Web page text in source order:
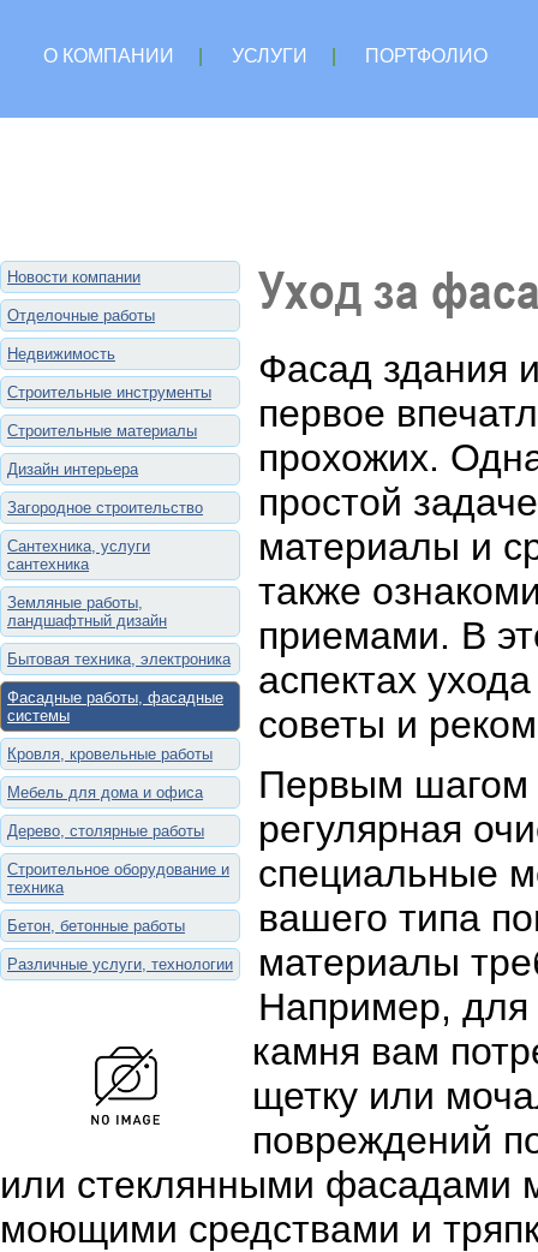
О КОМПАНИИ УСЛУГИ
ПОРТФОЛИО
Новости компании
Отделочные работы
Недвижимость
Строительные инструменты
Строительные материалы
Дизайн интерьера
Загородное строительство
Сантехника, услуги
сантехника
Земляные работы,
ландшафтный дизайн
Бытовая техника, электроника
Фасадные работы, фасадные
системы
Кровля, кровельные работы
Мебель для дома и офиса
Дерево, столярные работы
Строительное оборудование и
техника
Бетон, бетонные работы
Различные услуги, технологии
Уход за
Фасад здания
первое
прохожих.
простой
материалы и
также
приемами. В
аспектах
советы и
Первым шагом
регулярная
специальные
вашего типа
материалы
Например, для
камня вам
щетку или
повреждений
или стеклянными фасадами
моющими средствами и